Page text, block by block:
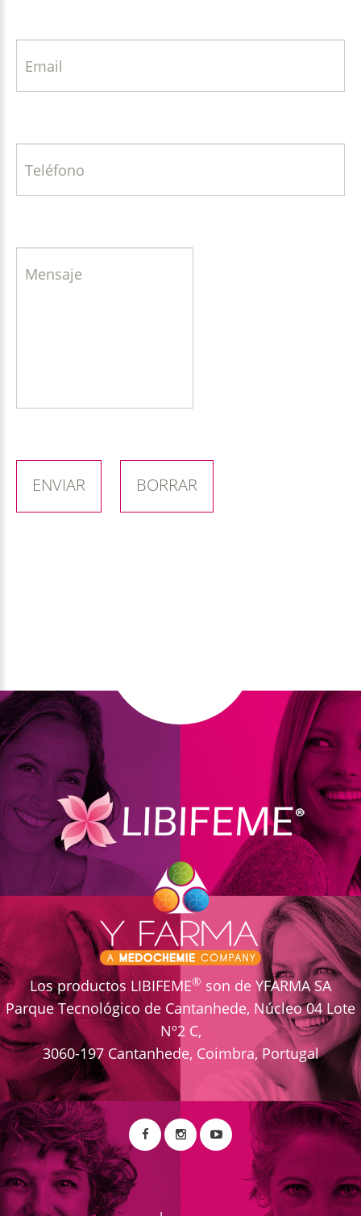
ENVIAR BORRAR
Los productos LIBIFEME® son de YFARMA SA
Parque Tecnológico de Cantanhede, Núcleo 04 Lote
Nº2 C,
3060-197 Cantanhede, Coimbra, Portugal